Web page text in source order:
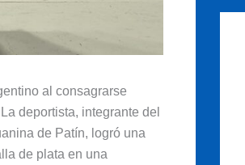
al consagrarse
deportista, integrante del
de Patín, logró una
de plata en una